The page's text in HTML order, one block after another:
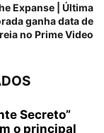
Expanse | Última
ganha data de
no Prime Video
Secreto”
o principal